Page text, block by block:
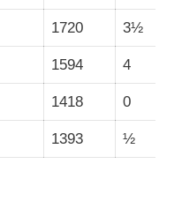
1720 3½
1594 4
1418 0
1393 ½